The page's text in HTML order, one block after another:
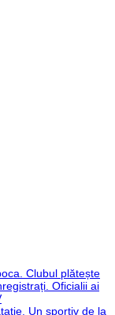
Clubul plătește
Oficialii ai
Un sportiv de la